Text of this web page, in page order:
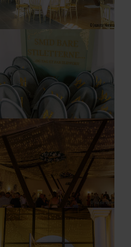
Show larger version
Show larger version